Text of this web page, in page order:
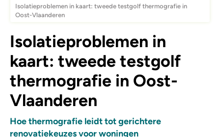
Isolatieproblemen in kaart: tweede testgolf thermografie in
Oost-Vlaanderen
Isolatieproblemen in
kaart: tweede testgolf
thermografie in Oost-
Vlaanderen
Hoe thermografie leidt tot gerichtere
renovatiekeuzes voor woningen